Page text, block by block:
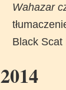
Wahazar
Black Scat
2014